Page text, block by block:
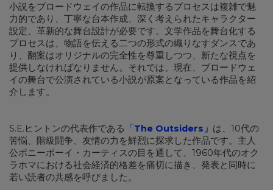
小説をブロードウェイの作品に転換するプロセスは複雑で魅
力的であり、丁寧な台本作成、深く考えられたキャラクター
設定、革新的な舞台設計が必要です。文学作品を舞台化する
プロセスは、物語を伝える二つの形式の織りなすダンスであ
り、翻案はオリジナルの完全性を尊重しつつ、新たな視点を
提供しなければなりません。それでは、現在、ブロードウェ
イの舞台で公演されている小説が原案となっている作品を紹
介します。
S.E.ヒントンの代表作である 「The Outsiders 」 は、10代の
苦悩、階級闘争、友情の力を鮮烈に探求した作品です。主人
公ポニーボーイ・カーティスの目を通して、1960年代のオク
ラホマにおける社会経済的格差を痛切に描き、発表と同時に
若い読者の共感を呼びました。